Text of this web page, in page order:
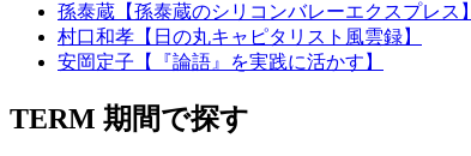
孫泰蔵【孫泰蔵のシリコンバレーエクスプレス】
村口和孝【日の丸キャピタリスト風雲録】
安岡定子【『論語』を実践に活かす】
TERM 期間で探す